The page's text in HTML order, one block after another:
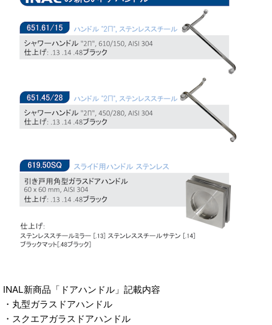
INAL新商品「ドアハンドル」記載内容
・丸型ガラスドアハンドル
・スクエアガラスドアハンドル